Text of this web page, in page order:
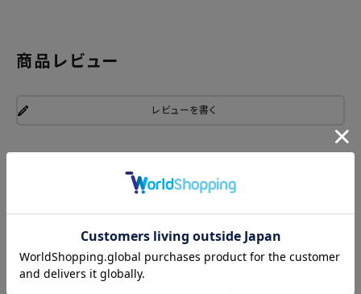
商品レビュー
レビューを書く